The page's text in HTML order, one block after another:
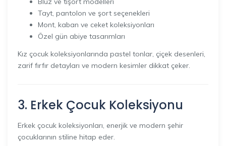
Tayt, pantolon ve şort seçenekleri
Mont, kaban ve ceket koleksiyonları
Özel gün abiye tasarımları
Kız çocuk koleksiyonlarında pastel tonlar, çiçek desenleri,
zarif fırfır detayları ve modern kesimler dikkat çeker.
3. Erkek Çocuk Koleksiyonu
Erkek çocuk koleksiyonları, enerjik ve modern şehir
çocuklarının stiline hitap eder.